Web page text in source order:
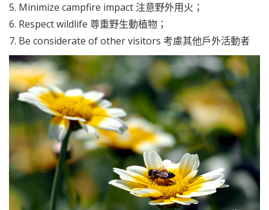
5. Minimize campfire impact 注意野外用火；
6. Respect wildlife 尊重野生動植物；
7. Be considerate of other visitors 考慮其他戶外活動者